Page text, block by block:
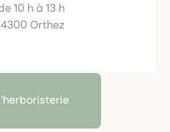
10 h à 13 h
Orthez